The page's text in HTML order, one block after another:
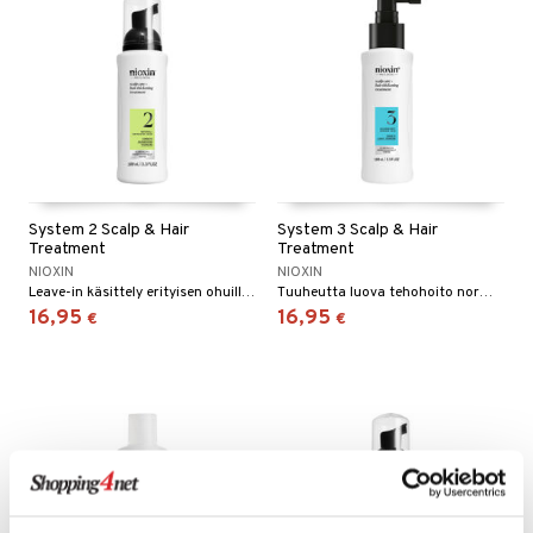
System 2 Scalp & Hair
Treatment
NIOXIN
Leave-in käsittely erityisen ohuille ja ei-käsitellyille hiuksille.
16,95 €
System 3 Scalp & Hair
Treatment
NIOXIN
Tuuheutta luova tehohoito normaaleille, ohuille ja käsitellyille hiuksille.
16,95 €